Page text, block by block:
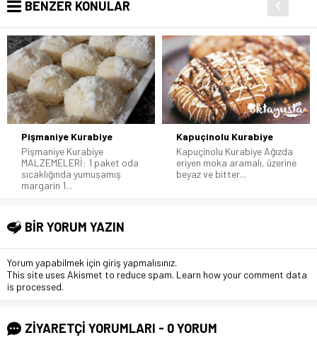
BENZER KONULAR
Pişmaniye Kurabiye
Pişmaniye Kurabiye
MALZEMELERİ: 1 paket oda
sıcaklığında yumuşamış
margarin 1...
Kapuçinolu Kurabiye
Kapuçinolu Kurabiye Ağızda
eriyen moka aramalı, üzerine
beyaz ve bitter...
BİR YORUM YAZIN
Yorum yapabilmek için giriş yapmalısınız.
This site uses Akismet to reduce spam. Learn how your comment data
is processed.
ZİYARETÇİ YORUMLARI - 0 YORUM